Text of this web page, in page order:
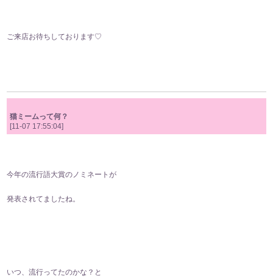
ご来店お待ちしております♡
猫ミームって何？
[11-07 17:55:04]
今年の流行語大賞のノミネートが
発表されてましたね。
いつ、流行ってたのかな？と